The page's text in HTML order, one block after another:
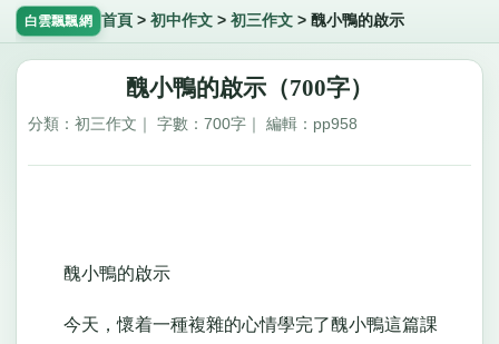
白雲飄飄網 首頁 > 初中作文> 初三作文> 醜小鴨的啟示
醜小鴨的啟示（700字）
分類：初三作文｜ 字數：700字｜ 編輯：pp958
醜小鴨的啟示
今天，懷着一種複雜的心情學完了醜小鴨這篇課